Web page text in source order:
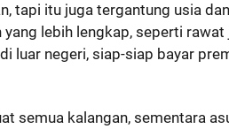
tapi itu juga tergantung usia
lebih lengkap, seperti
luar negeri, siap-siap bayar
semua kalangan, sementara